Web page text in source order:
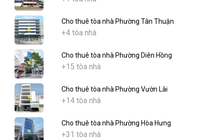
Cho thuê tòa nhà Phường Tân Thuận
+4 tòa nhà
Cho thuê tòa nhà Phường Diên Hồng
+15 tòa nhà
Cho thuê tòa nhà Phường Vườn Lài
+14 tòa nhà
Cho thuê tòa nhà Phường Hòa Hưng
+31 tòa nhà